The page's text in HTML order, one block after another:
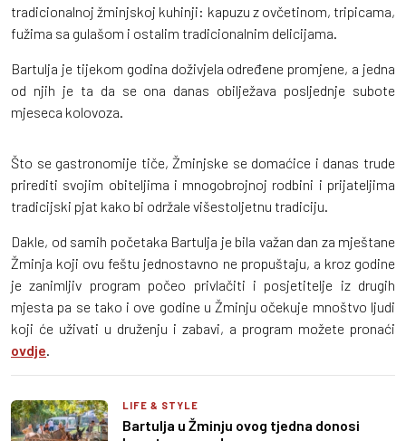
tradicionalnoj žminjskoj kuhinji: kapuzu z ovčetinom, tripicama,
fužima sa gulašom i ostalim tradicionalnim delicijama.
Bartulja je tijekom godina doživjela određene promjene, a jedna
od njih je ta da se ona danas obilježava posljednje subote
mjeseca kolovoza.
Što se gastronomije tiče, Žminjske se domaćice i danas trude
prirediti svojim obiteljima i mnogobrojnoj rodbini i prijateljima
tradicijski pjat kako bi održale višestoljetnu tradiciju.
Dakle, od samih početaka Bartulja je bila važan dan za mještane
Žminja koji ovu feštu jednostavno ne propuštaju, a kroz godine
je zanimljiv program počeo privlačiti i posjetitelje iz drugih
mjesta pa se tako i ove godine u Žminju očekuje mnoštvo ljudi
koji će uživati u druženju i zabavi, a program možete pronaći
ovdje.
LIFE & STYLE
Bartulja u Žminju ovog tjedna donosi